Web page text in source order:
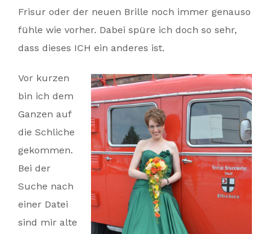
Frisur oder der neuen Brille noch immer genauso
fühle wie vorher. Dabei spüre ich doch so sehr,
dass dieses ICH ein anderes ist.
Vor kurzen
bin ich dem
Ganzen auf
die Schliche
gekommen.
Bei der
Suche nach
einer Datei
sind mir alte